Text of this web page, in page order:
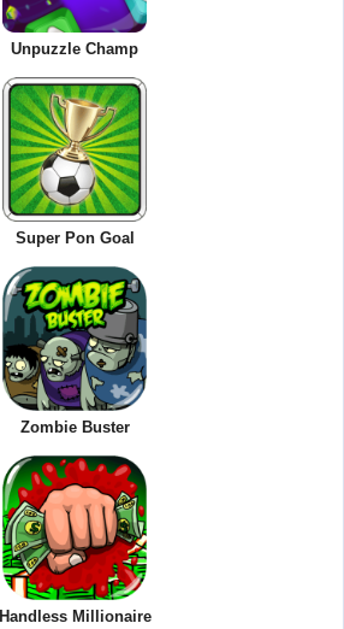
Unpuzzle Champ
Super Pon Goal
Zombie Buster
Handless Millionaire